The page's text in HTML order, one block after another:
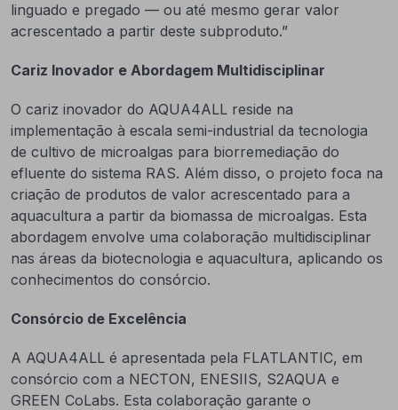
linguado e pregado — ou até mesmo gerar valor
acrescentado a partir deste subproduto.”
Cariz Inovador e Abordagem Multidisciplinar
O cariz inovador do AQUA4ALL reside na
implementação à escala semi-industrial da tecnologia
de cultivo de microalgas para biorremediação do
efluente do sistema RAS. Além disso, o projeto foca na
criação de produtos de valor acrescentado para a
aquacultura a partir da biomassa de microalgas. Esta
abordagem envolve uma colaboração multidisciplinar
nas áreas da biotecnologia e aquacultura, aplicando os
conhecimentos do consórcio.
Consórcio de Excelência
A AQUA4ALL é apresentada pela FLATLANTIC, em
consórcio com a NECTON, ENESIIS, S2AQUA e
GREEN CoLabs. Esta colaboração garante o